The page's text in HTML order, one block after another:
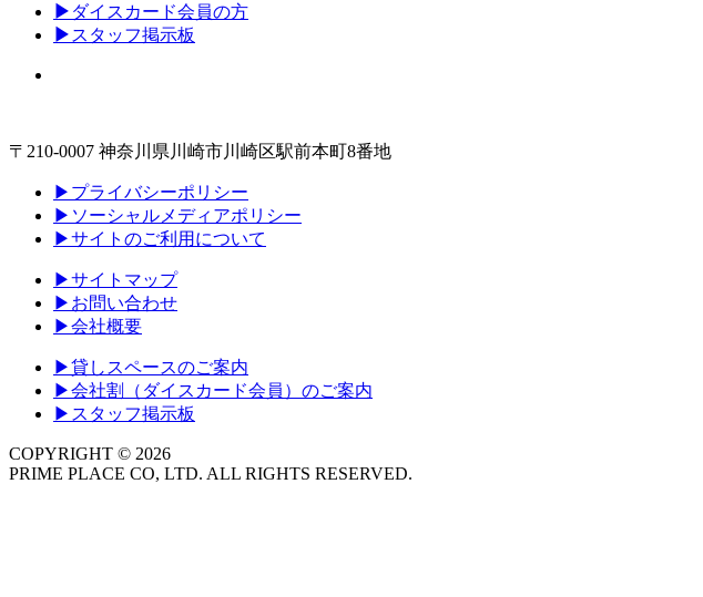
▶ ダイスカード会員の方
▶ スタッフ掲示板
〒210-0007 神奈川県川崎市川崎区駅前本町8番地
▶プライバシーポリシー
▶ソーシャルメディアポリシー
▶サイトのご利用について
▶サイトマップ
▶お問い合わせ
▶会社概要
▶貸しスペースのご案内
▶会社割（ダイスカード会員）のご案内
▶スタッフ掲示板
COPYRIGHT © 2026
PRIME PLACE CO, LTD. ALL RIGHTS RESERVED.